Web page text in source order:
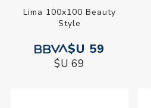
Lima 100x100 Beauty
Style
$U 59
$U 69